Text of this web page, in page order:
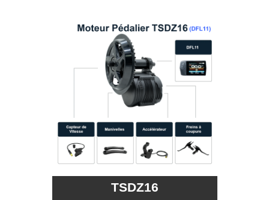
TSDZ16